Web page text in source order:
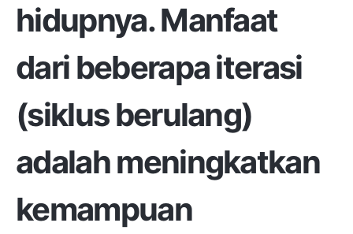
hidupnya. Manfaat
dari beberapa iterasi
(siklus berulang)
adalah meningkatkan
kemampuan